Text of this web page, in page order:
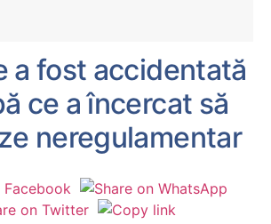
a fost accidentată
ce a încercat să
neregulamentar